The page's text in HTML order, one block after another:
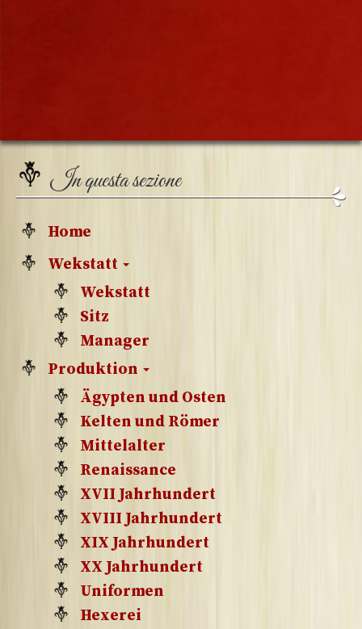
In questa sezione
Home
Wekstatt
Wekstatt
Sitz
Manager
Produktion
Ägypten und Osten
Kelten und Römer
Mittelalter
Renaissance
XVII Jahrhundert
XVIII Jahrhundert
XIX Jahrhundert
XX Jahrhundert
Uniformen
Hexerei